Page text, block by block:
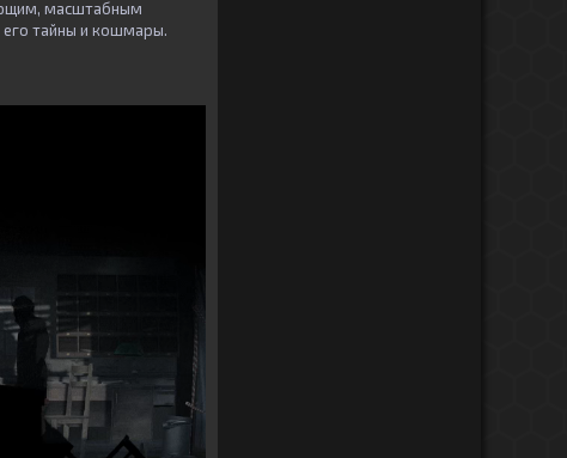
масштабным
его тайны и кошмары.